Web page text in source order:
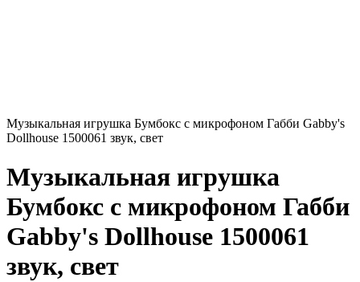
Музыкальная игрушка Бумбокс с микрофоном Габби Gabby's
Dollhouse 1500061 звук, свет
Музыкальная игрушка
Бумбокс с микрофоном Габби
Gabby's Dollhouse 1500061
звук, свет